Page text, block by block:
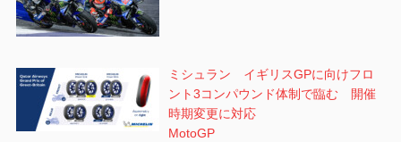
ミシュラン イギリスGPに向けフロ
ント3コンパウンド体制で臨む 開催
時期変更に対応
MotoGP